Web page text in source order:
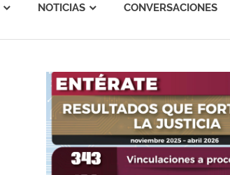
NOTICIAS CONVERSACIONES